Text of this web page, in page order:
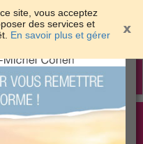
site, vous acceptez
des services et
En savoir plus et gérer
maigrir et être bien
×